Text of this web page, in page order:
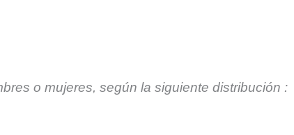
o mujeres, según la siguiente distribución :